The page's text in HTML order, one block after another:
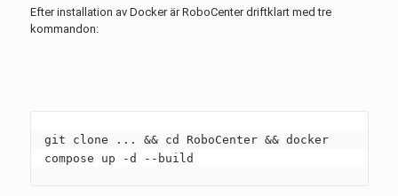
Efter installation av Docker är RoboCenter driftklart med tre
kommandon:
git clone ... && cd RoboCenter && docker
compose up -d --build